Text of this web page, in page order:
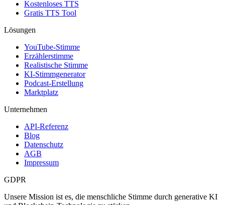
Kostenloses TTS
Gratis TTS Tool
Lösungen
YouTube-Stimme
Erzählerstimme
Realistische Stimme
KI-Stimmgenerator
Podcast-Erstellung
Marktplatz
Unternehmen
API-Referenz
Blog
Datenschutz
AGB
Impressum
GDPR
Unsere Mission ist es, die menschliche Stimme durch generative KI